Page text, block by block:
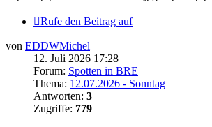
Rufe den Beitrag auf
von EDDWMichel
12. Juli 2026 17:28
Forum: Spotten in BRE
Thema: 12.07.2026 - Sonntag
Antworten: 3
Zugriffe: 779